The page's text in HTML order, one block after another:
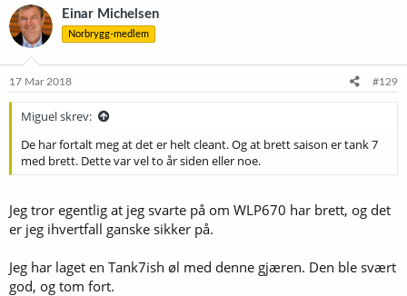
k
s
j
o
e
Einar Michelsen
Norbrygg-medlem
17 Mar 2018 #129
Miguel skrev:
De har fortalt meg at det er helt cleant. Og at brett saison er tank 7
med brett. Dette var vel to år siden eller noe.
Jeg tror egentlig at jeg svarte på om WLP670 har brett, og det
er jeg ihvertfall ganske sikker på.
Jeg har laget en Tank7ish øl med denne gjæren. Den ble svært
god, og tom fort.